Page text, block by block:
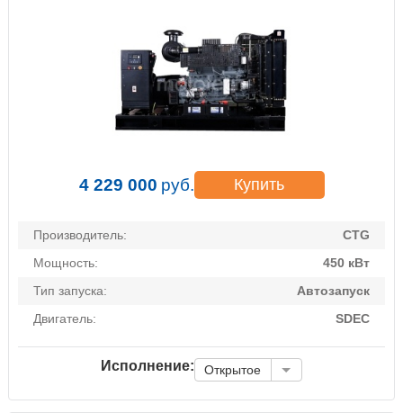
4 229 000 руб. Купить
Производитель:
CTG
Мощность:
450 кВт
Тип запуска:
Автозапуск
Двигатель:
SDEC
Исполнение: Открытое